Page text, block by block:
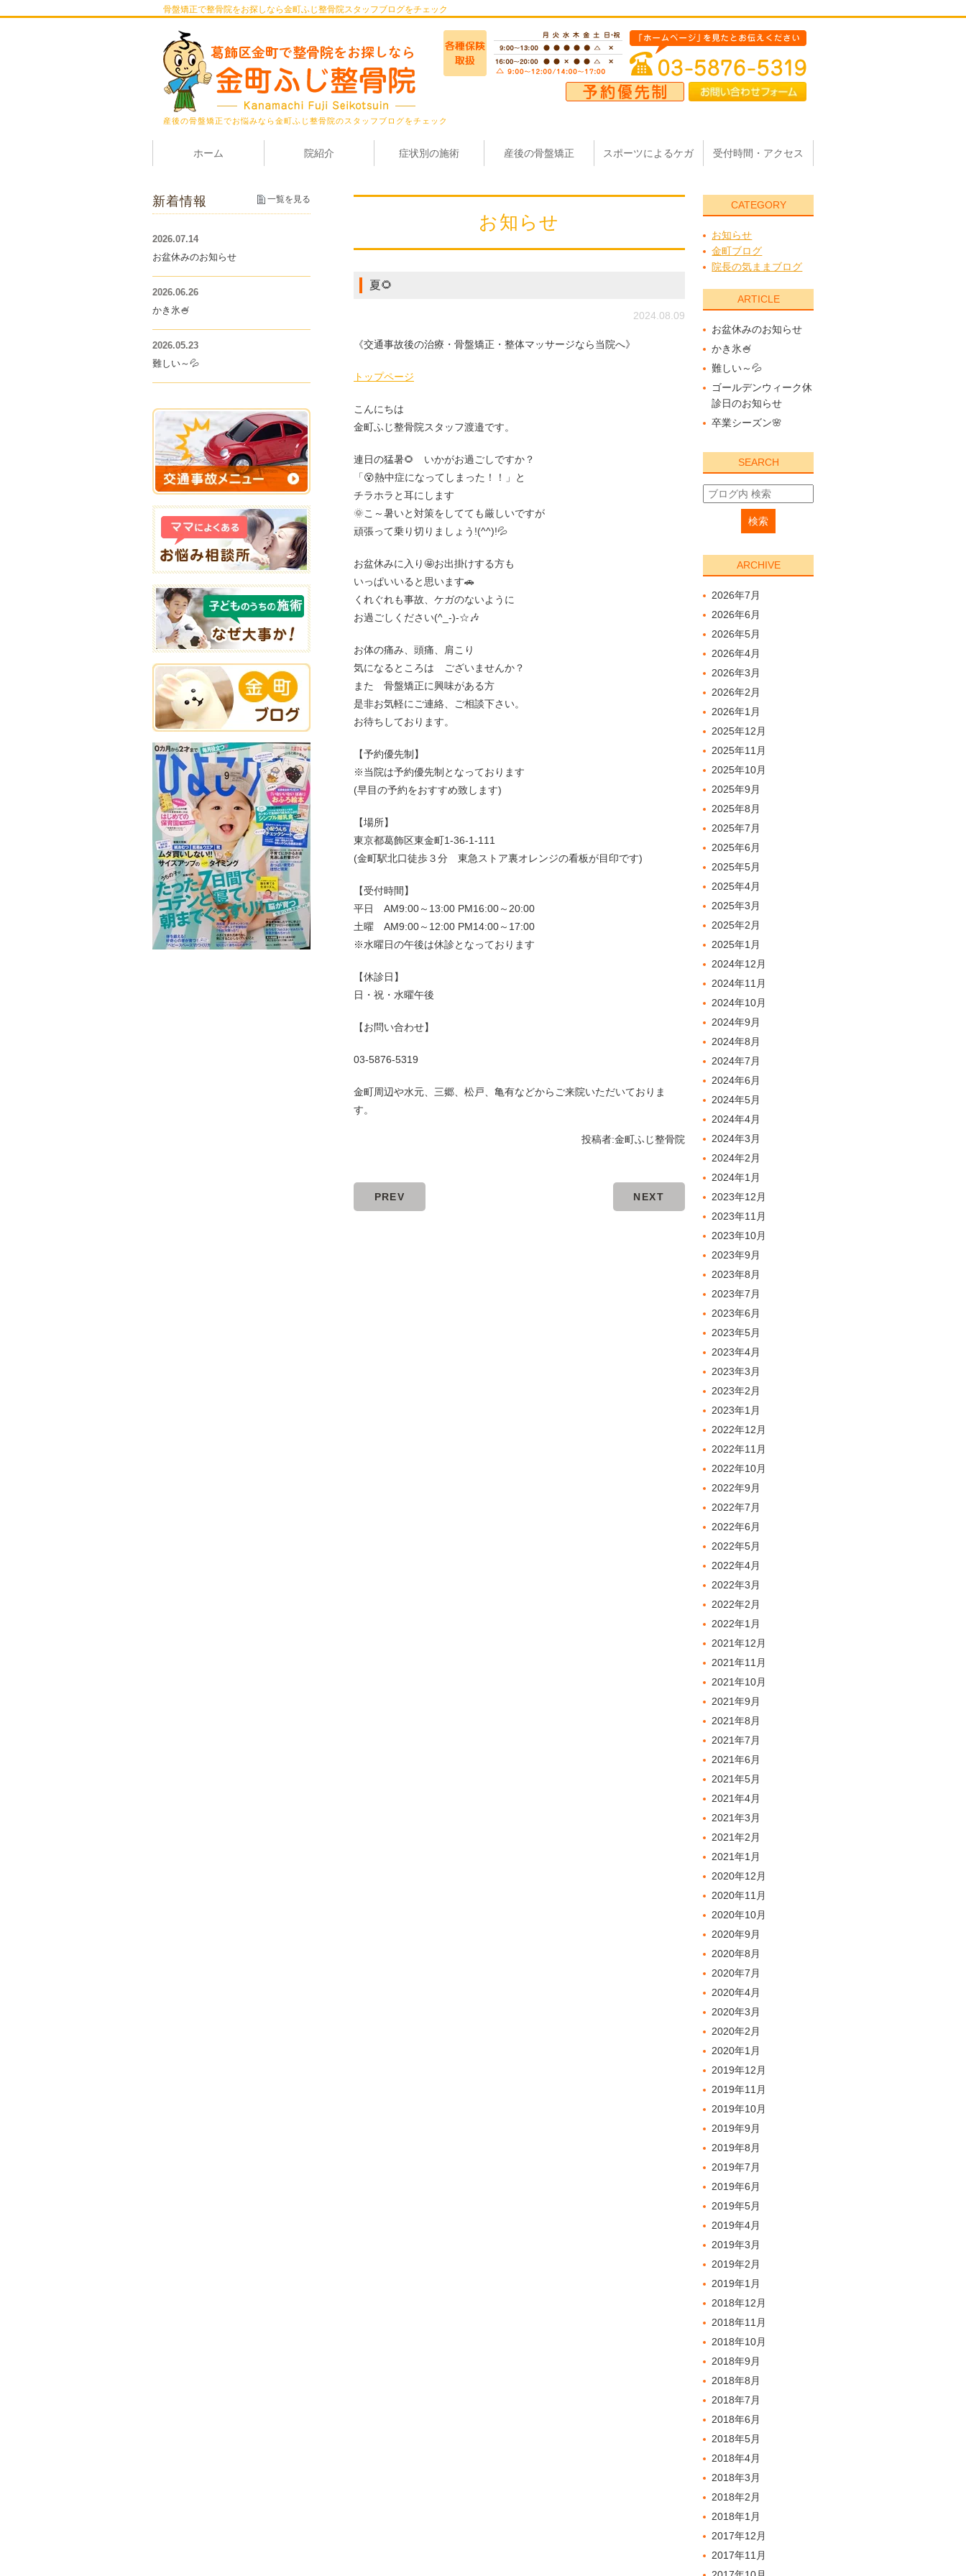
骨盤矯正で整骨院をお探しなら金町ふじ整骨院スタッフブログをチェック
産後の骨盤矯正でお悩みなら金町ふじ整骨院のスタッフブログをチェック
ホーム 院紹介 症状別の施術 産後の骨盤矯正 スポーツによるケガ 受付時間・アクセス
お知らせ
夏🌻
2024.08.09
《交通事故後の治療・骨盤矯正・整体マッサージなら当院へ》
トップページ
こんにちは
金町ふじ整骨院スタッフ渡邉です。
連日の猛暑🌻 いかがお過ごしですか？
「😵熱中症になってしまった！！」と
チラホラと耳にします
🌞こ～暑いと対策をしてても厳しいですが
頑張って乗り切りましょう!(^^)!💦
お盆休みに入り🤩お出掛けする方も
いっぱいいると思います🚗
くれぐれも事故、ケガのないように
お過ごしください(^_-)-☆🎶
お体の痛み、頭痛、肩こり
気になるところは ございませんか？
また 骨盤矯正に興味がある方
是非お気軽にご連絡、ご相談下さい。
お待ちしております。
【予約優先制】
※当院は予約優先制となっております
(早目の予約をおすすめ致します)
【場所】
東京都葛飾区東金町1-36-1-111
(金町駅北口徒歩３分 東急ストア裏オレンジの看板が目印です)
【受付時間】
平日 AM9:00～13:00 PM16:00～20:00
土曜 AM9:00～12:00 PM14:00～17:00
※水曜日の午後は休診となっております
【休診日】
日・祝・水曜午後
【お問い合わせ】
03-5876-5319
金町周辺や水元、三郷、松戸、亀有などからご来院いただいておりま
す。
投稿者:金町ふじ整骨院
PREV NEXT
CATEGORY
お知らせ
金町ブログ
院長の気ままブログ
ARTICLE
お盆休みのお知らせ
かき氷🍧
難しい～💦
ゴールデンウィーク休
診日のお知らせ
卒業シーズン🌸
SEARCH
ARCHIVE
2026年7月
2026年6月
2026年5月
2026年4月
2026年3月
2026年2月
2026年1月
2025年12月
2025年11月
2025年10月
2025年9月
2025年8月
2025年7月
2025年6月
2025年5月
2025年4月
2025年3月
2025年2月
2025年1月
2024年12月
2024年11月
2024年10月
2024年9月
2024年8月
2024年7月
2024年6月
2024年5月
2024年4月
2024年3月
2024年2月
2024年1月
2023年12月
2023年11月
2023年10月
2023年9月
2023年8月
2023年7月
2023年6月
2023年5月
2023年4月
2023年3月
2023年2月
2023年1月
2022年12月
2022年11月
2022年10月
2022年9月
2022年7月
2022年6月
2022年5月
2022年4月
2022年3月
2022年2月
2022年1月
2021年12月
2021年11月
2021年10月
2021年9月
2021年8月
2021年7月
2021年6月
2021年5月
2021年4月
2021年3月
2021年2月
2021年1月
2020年12月
2020年11月
2020年10月
2020年9月
2020年8月
2020年7月
2020年4月
2020年3月
2020年2月
2020年1月
2019年12月
2019年11月
2019年10月
2019年9月
2019年8月
2019年7月
2019年6月
2019年5月
2019年4月
2019年3月
2019年2月
2019年1月
2018年12月
2018年11月
2018年10月
2018年9月
2018年8月
2018年7月
2018年6月
2018年5月
2018年4月
2018年3月
2018年2月
2018年1月
2017年12月
2017年11月
新着情報 一覧を見る
2026.07.14
お盆休みのお知らせ
2026.06.26
かき氷🍧
2026.05.23
難しい～💦